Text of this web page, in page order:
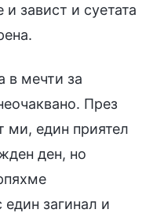
завист и суетата
в мечти за
През
ми, един приятел
ден, но
загинал и